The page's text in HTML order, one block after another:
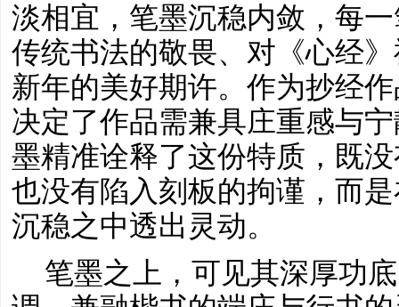
淡相宜，笔墨沉稳内敛，每
传统书法的敬畏、对《心经
新年的美好期许。作为抄经
决定了作品需兼具庄重感与
墨精准诠释了这份特质，既
也没有陷入刻板的拘谨，而
沉稳之中透出灵动。
笔墨之上，可见其深厚功